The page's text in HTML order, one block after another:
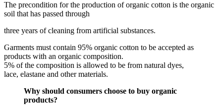
The precondition for the production of organic cotton is the organic
soil that has passed through
three years of cleaning from artificial substances.
Garments must contain 95% organic cotton to be accepted as
products with an organic composition.
5% of the composition is allowed to be from natural dyes,
lace, elastane and other materials.
Why should consumers choose to buy organic
products?